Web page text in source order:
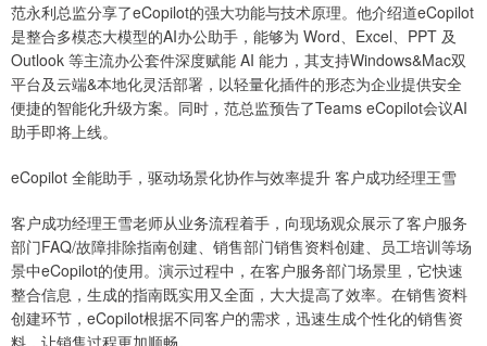
范永利总监分享了eCopilot的强大功能与技术原理。他介绍道eCopilot
是整合多模态大模型的AI办公助手，能够为 Word、Excel、PPT 及
Outlook 等主流办公套件深度赋能 AI 能力，其支持Windows&Mac双
平台及云端&本地化灵活部署，以轻量化插件的形态为企业提供安全
便捷的智能化升级方案。同时，范总监预告了Teams eCopilot会议AI
助手即将上线。
eCopilot 全能助手，驱动场景化协作与效率提升 客户成功经理王雪
客户成功经理王雪老师从业务流程着手，向现场观众展示了客户服务
部门FAQ/故障排除指南创建、销售部门销售资料创建、员工培训等场
景中eCopilot的使用。演示过程中，在客户服务部门场景里，它快速
整合信息，生成的指南既实用又全面，大大提高了效率。在销售资料
创建环节，eCopilot根据不同客户的需求，迅速生成个性化的销售资